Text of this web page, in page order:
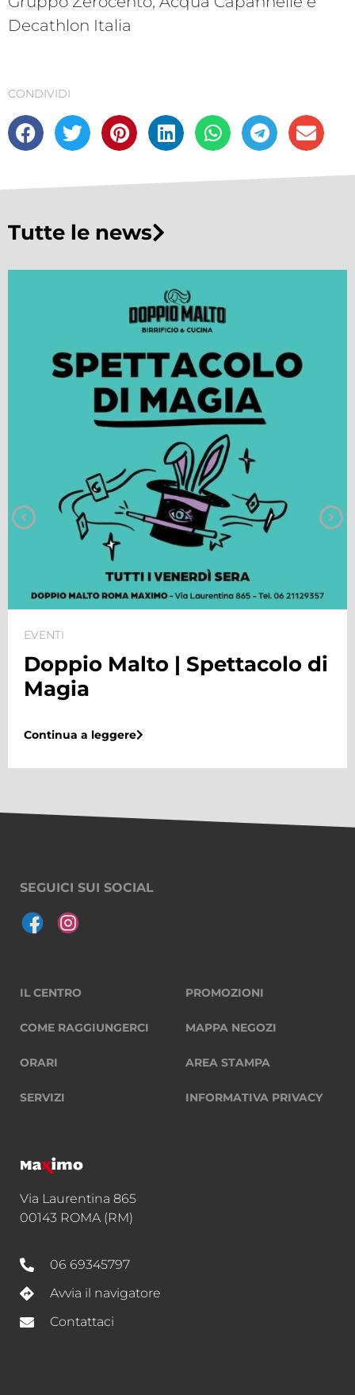
Decathlon Italia
CONDIVIDI
Tutte le news
di
Doppio Malto |
SEGUICI SUI SOCIAL
IL CENTRO
COME RAGGIUNGERCI
ORARI
SERVIZI
PROMOZIONI
MAPPA NEGOZI
AREA STAMPA
INFORMATIVA PRIVACY
Via Laurentina 865
00143 ROMA (RM)
06 69345797
Avvia il navigatore
Contattaci